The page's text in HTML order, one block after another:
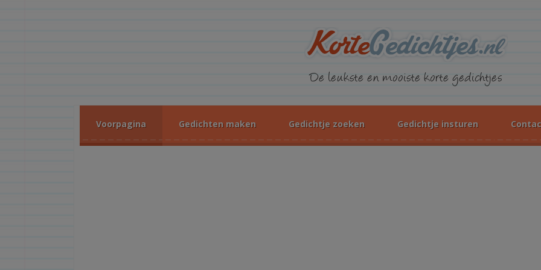
De leukste en mooiste korte gedichtjes
Voorpagina Gedichten maken Gedichtje zoeken Gedichtje insturen